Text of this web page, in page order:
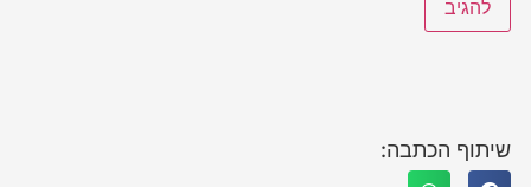
שיתוף הכתבה: